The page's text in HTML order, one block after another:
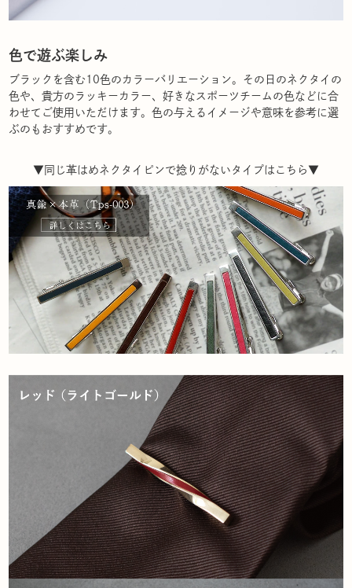
色で遊ぶ楽しみ
ブラックを含む10色のカラーバリエーション。その日のネクタイの
色や、貴方のラッキーカラー、好きなスポーツチームの色などに合
わせてご使用いただけます。色の与えるイメージや意味を参考に選
ぶのもおすすめです。
▼同じ革はめネクタイピンで捻りがないタイプはこちら▼